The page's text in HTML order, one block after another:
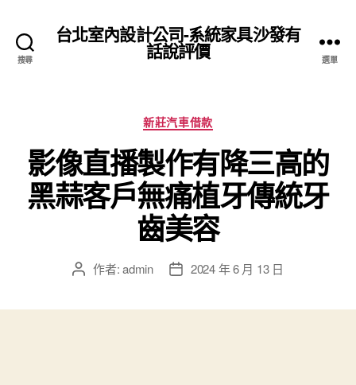
搜尋
台北室內設計公司-系統家具沙發有
話說評價 選單
分
類
新莊汽車借款
影像直播製作有降三高的
黑蒜客戶無痛植牙傳統牙
齒美容
文 作者:admin
文 2024 年 6 月 13 日